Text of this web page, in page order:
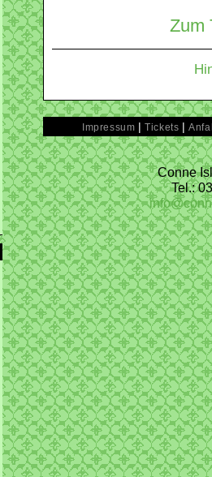
Zum
Impressum |Tickets |
Conne
Tel.: